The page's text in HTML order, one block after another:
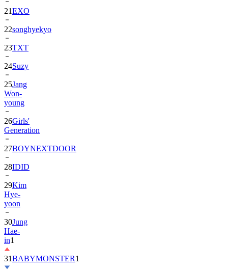
22songhyekyo
23TXT
24Suzy
25Jang
Won-
young
26Girls'
Generation
27BOYNEXTDOOR
28IDID
29Kim
Hye-
yoon
30Jung
Hae-
in1
31BABYMONSTER
322PM1